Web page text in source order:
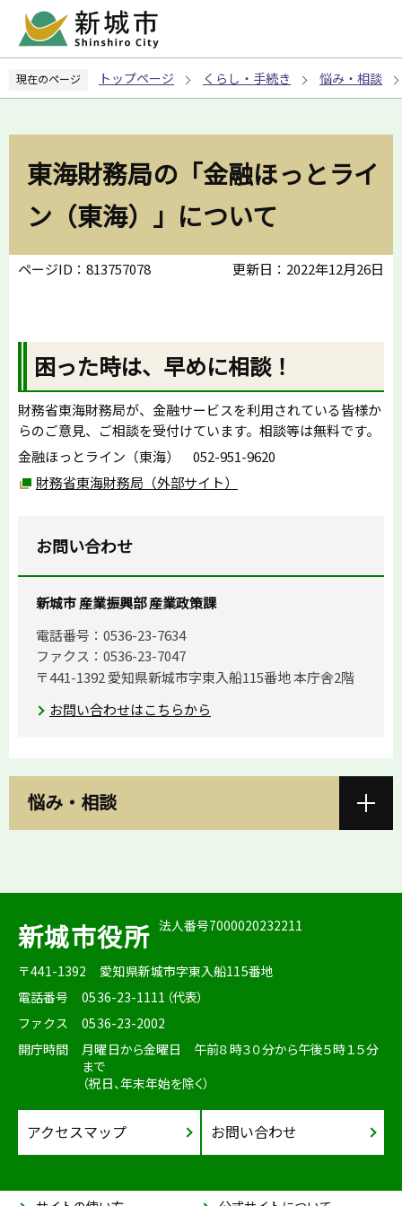
ペ
の
現在のページ トップページ くらし・手続き 悩み・相談
東海財務局の「金融ほっとライ
ン（東海）」について
ページID：813757078 更新日：2022年12月26日
困った時は、早めに相談！
財務省東海財務局が、金融サービスを利用されている皆様か
らのご意見、ご相談を受付けています。相談等は無料です。
金融ほっとライン（東海） 052-951-9620
財務省東海財務局（外部サイト）
お問い合わせ
新城市 産業振興部 産業政策課
電話番号：0536-23-7634
ファクス：0536-23-7047
〒441-1392 愛知県新城市字東入船115番地 本庁舎2階
お問い合わせはこちらから
悩み・相談
新城市役所 法人番号7000020232211
〒441-1392
愛知県新城市字東入船115番地
電話番号
0536-23-1111（代表）
ファクス
0536-23-2002
開庁時間
月曜日から金曜日 午前８時３０分から午後５時１５分
まで
（祝日、年末年始を除く）
アクセスマップ お問い合わせ